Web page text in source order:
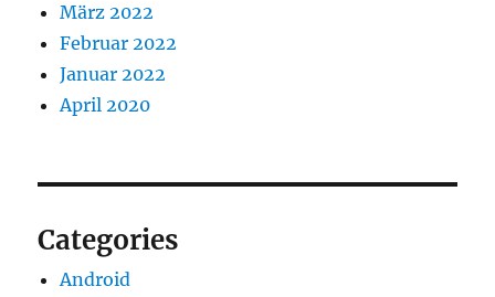
März 2022
Februar 2022
Januar 2022
April 2020
Categories
Android